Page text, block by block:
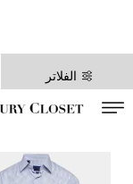
الفلاتر